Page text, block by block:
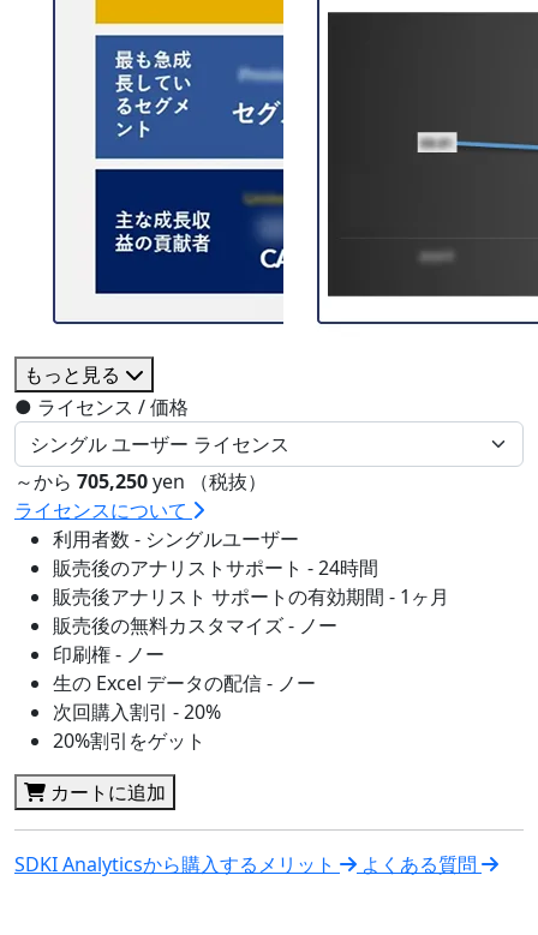
もっと見る
● ライセンス / 価格
～から 705,250yen （税抜）
ライセンスについて
利用者数 - シングルユーザー
販売後のアナリストサポート - 24時間
販売後アナリスト サポートの有効期間 - 1ヶ月
販売後の無料カスタマイズ - ノー
印刷権 - ノー
生の Excel データの配信 - ノー
次回購入割引 - 20%
20%割引をゲット
カートに追加
SDKI Analyticsから購入するメリット よくある質問